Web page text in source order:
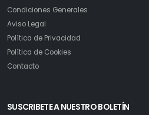
Condiciones Generales
Aviso Legal
Política de Privacidad
Política de Cookies
Contacto
SUSCRIBETE A NUESTRO BOLETÍN